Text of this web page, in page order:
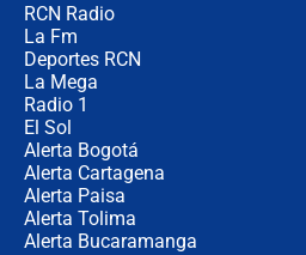
RCN Radio
La Fm
Deportes RCN
La Mega
Radio 1
El Sol
Alerta Bogotá
Alerta Cartagena
Alerta Paisa
Alerta Tolima
Alerta Bucaramanga